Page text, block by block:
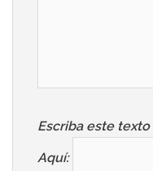
Escriba este texto
Aquí: